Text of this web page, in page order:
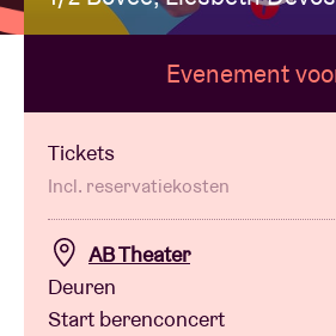
BRDCST
ABtv
Concertcheque
Evenement
Tickets
Incl. reservatiekosten
AB Theater
Deuren
Start berenconcert